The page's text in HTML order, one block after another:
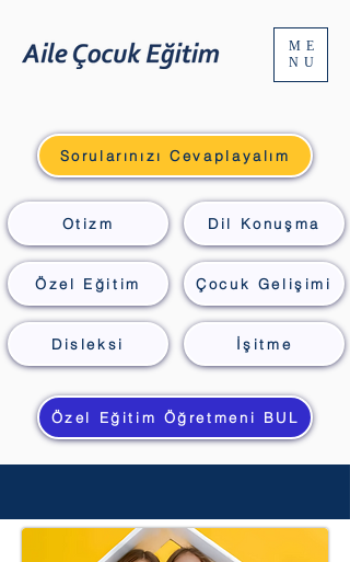
ME
NU
Özel Eğitim Öğretmeni BUL
Sorularınızı Cevaplayalım
Dil Konuşma
Özel Eğitim
Disleksi İşitme
Çocuk Gelişimi
Otizm